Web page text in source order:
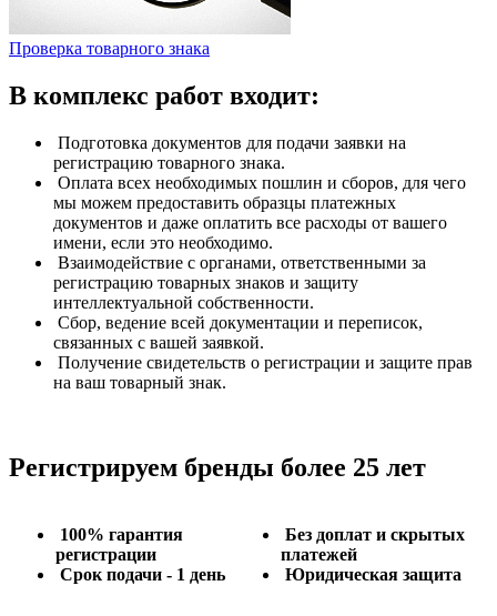
Проверка товарного знака
В комплекс работ входит:
Подготовка документов для подачи заявки на
регистрацию товарного знака.
Оплата всех необходимых пошлин и сборов, для чего
мы можем предоставить образцы платежных
документов и даже оплатить все расходы от вашего
имени, если это необходимо.
Взаимодействие с органами, ответственными за
регистрацию товарных знаков и защиту
интеллектуальной собственности.
Сбор, ведение всей документации и переписок,
связанных с вашей заявкой.
Получение свидетельств о регистрации и защите прав
на ваш товарный знак.
Регистрируем бренды более 25 лет
100% гарантия
регистрации
Срок подачи - 1 день
Без доплат и скрытых
платежей
Юридическая защита